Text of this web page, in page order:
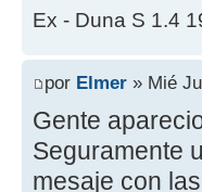
Ex - Duna S 1.4
por Elmer » Mié
Gente
Seguramente
mesaje con